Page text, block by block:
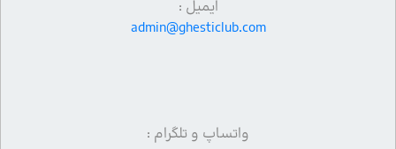
ایمیل :
admin@ghesticlub.com
واتساپ و تلگرام :